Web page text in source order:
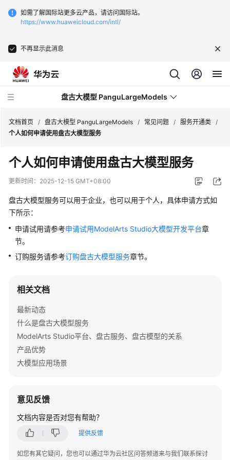
如需了解国际站更多云产品，请访问国际站。
https://www.huaweicloud.com/intl/
不再显示此消息
盘古大模型 PanguLargeModels
新
动
产
介
绍
说
快
速
入
门
户
南
佳
文档首页 / 盘古大模型 PanguLargeModels / 常见问题 / 服务开通类 /
个人如何申请使用盘古大模型服务
个人如何申请使用盘古大模型服务
更新时间： 2025-12-15 GMT+08:00
盘古大模型服务可以用于企业，也可以用于个人，具体申请方式如
下所示：
申请试用请参考申请试用ModelArts Studio大模型开发平台章
节。
订购服务请参考订购盘古大模型服务章节。
相关文档
最新动态
什么是盘古大模型服务
ModelArts Studio平台、盘古服务、盘古模型的关系
产品优势
大模型应用场景
意见反馈
文档内容是否对您有帮助？
提供反馈
如您有其它疑问，您也可以通过华为云社区问答频道来与我们联系探讨